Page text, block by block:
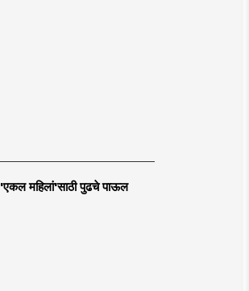
'एकल महिलां'साठी पुढचे पाऊल